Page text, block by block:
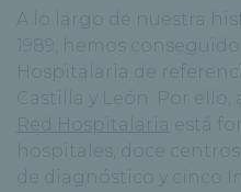
A lo largo de nuestra
1989, hemos
Hospitalaria de
Castilla y León. Por ello,
Red Hospitalaria está
hospitales, doce
de diagnóstico y cinco